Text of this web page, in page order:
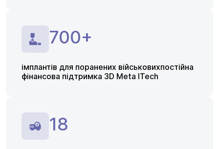
700+
імплантів для поранених військовихпостійна
фінансова підтримка 3D Meta lTech
18